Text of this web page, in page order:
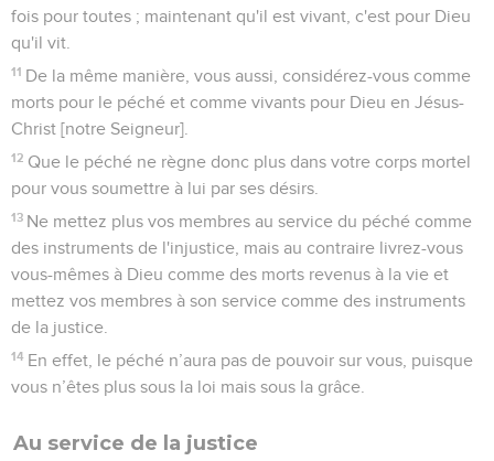
fois pour toutes ; maintenant qu'il est vivant, c'est pour Dieu
qu'il vit.
11 De la même manière, vous aussi, considérez-vous comme
morts pour le péché et comme vivants pour Dieu en Jésus-
Christ [notre Seigneur].
12 Que le péché ne règne donc plus dans votre corps mortel
pour vous soumettre à lui par ses désirs.
13 Ne mettez plus vos membres au service du péché comme
des instruments de l'injustice, mais au contraire livrez-vous
vous-mêmes à Dieu comme des morts revenus à la vie et
mettez vos membres à son service comme des instruments
de la justice.
14 En effet, le péché n’aura pas de pouvoir sur vous, puisque
vous n’êtes plus sous la loi mais sous la grâce.
Au service de la justice